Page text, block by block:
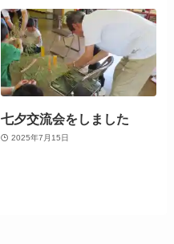
七夕交流会をしました
2025年7月15日